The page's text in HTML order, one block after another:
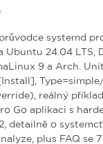
systemd
Ubuntu 24.04 LTS,
9 a Arch.
reálný
Go aplikaci s
detailně o
plus FAQ se